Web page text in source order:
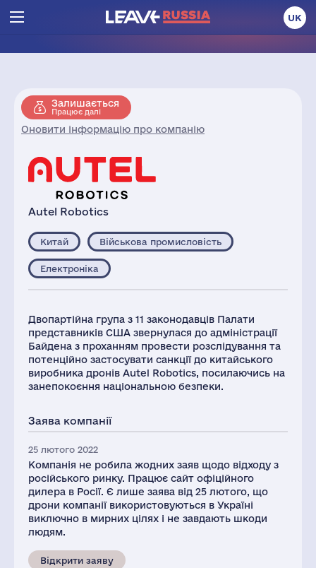
UK
Залишається
Працює далі
Оновити інформацію про компанію
Autel Robotics
Китай Військова промисловість
Електроніка
Двопартійна група з 11 законодавців Палати
представників США звернулася до адміністрації
Байдена з проханням провести розслідування та
потенційно застосувати санкції до китайського
виробника дронів Autel Robotics, посилаючись на
занепокоєння національною безпеки.
Заява компанії
25 лютого 2022
Компанія не робила жодних заяв щодо відходу з
російського ринку. Працює сайт офіційного
дилера в Росії. Є лише заява від 25 лютого, що
дрони компанії використовуються в Україні
виключно в мирних цілях і не завдають шкоди
людям.
Відкрити заяву